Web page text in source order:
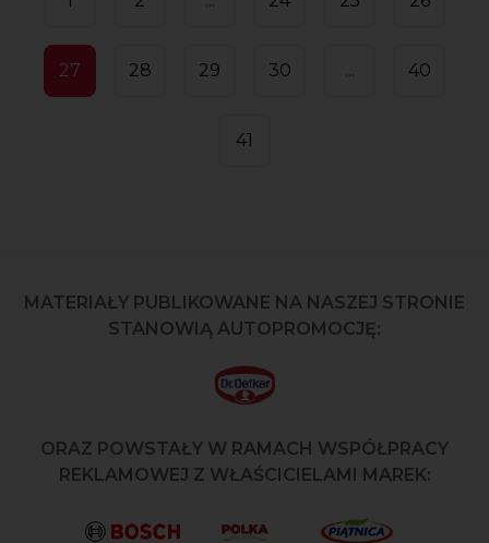
27 28 29 30 40
41
MATERIAŁY PUBLIKOWANE NA NASZEJ STRONIE
STANOWIĄ AUTOPROMOCJĘ:
ORAZ POWSTAŁY W RAMACH WSPÓŁPRACY
REKLAMOWEJ Z WŁAŚCICIELAMI MAREK: